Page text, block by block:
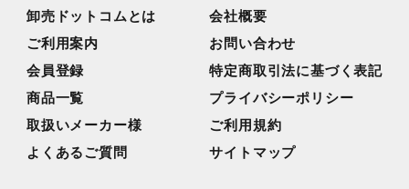
卸売ドットコムとは
ご利用案内
会員登録
商品一覧
取扱いメーカー様
よくあるご質問
会社概要
お問い合わせ
特定商取引法に基づく表記
プライバシーポリシー
ご利用規約
サイトマップ